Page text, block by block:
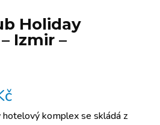
Holiday
Izmir –
komplex se skládá z